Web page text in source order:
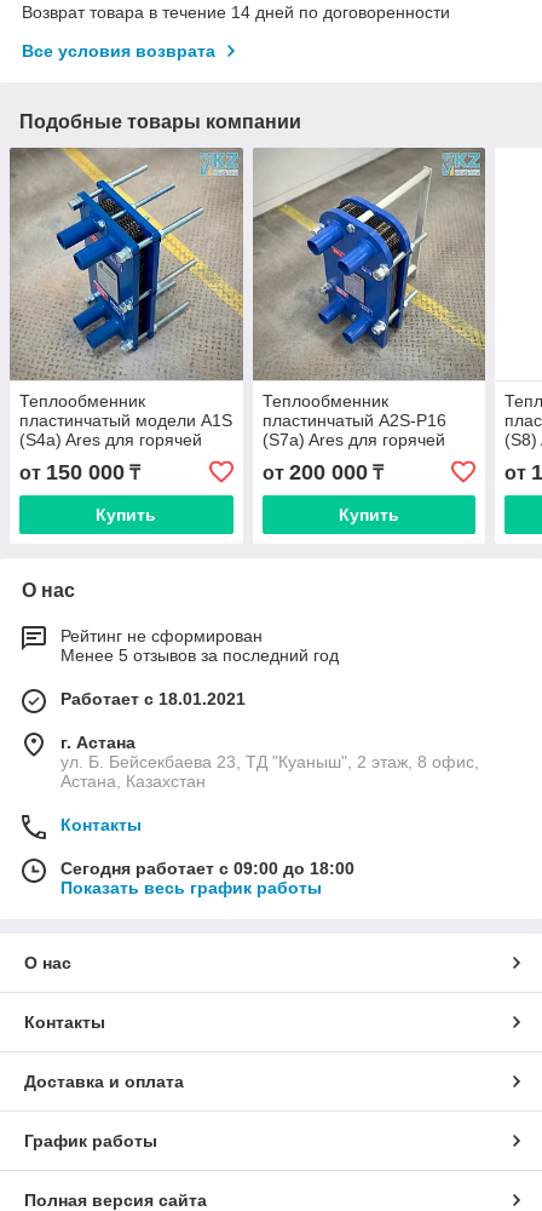
Возврат товара в течение 14 дней по договоренности
Все условия возврата
Подобные товары компании
Теплообменник
пластинчатый модели A1S
(S4a) Ares для горячей
от 150 000 ₸
Купить
Теплообменник
пластинчатый A2S-P16
(S7a) Ares для горячей
от 200 000₸
Купить
(S8)
от
О нас
Рейтинг не сформирован
Менее 5 отзывов за последний год
Работает с 18.01.2021
г. Астана
ул. Б. Бейсекбаева 23, ТД "Куаныш", 2 этаж, 8 офис,
Астана, Казахстан
Контакты
Сегодня работает с 09:00 до 18:00
Показать весь график работы
О нас
Контакты
Доставка и оплата
График работы
Полная версия сайта